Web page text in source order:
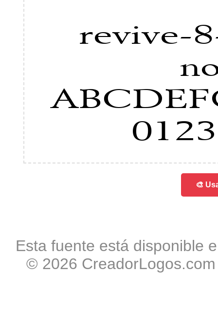
revive-
🎨
Esta fuente está disponible
© 2026